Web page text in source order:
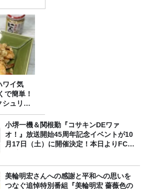
ワイ気
で簡単！
シュリン
レシピ
小堺一機＆関根勤『コサキンDEワァ
オ！』放送開始45周年記念イベントが10
月17日（土）に開催決定！本日よりFC先
美輪明宏さんへの感謝と平和への思いを
つなぐ追悼特別番組『美輪明宏 薔薇色の